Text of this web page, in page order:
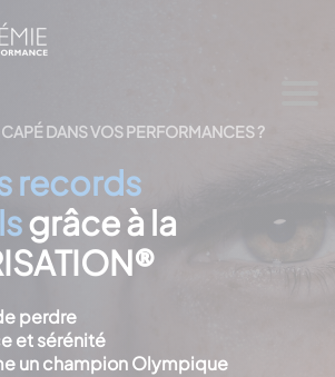
DANS VOS PERFORMANCES ?
records
grâce à la
perdre
et sérénité
un champion Olympique